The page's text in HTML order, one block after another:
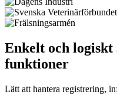
Enkelt och logiskt
funktioner
Lätt att hantera registrering,